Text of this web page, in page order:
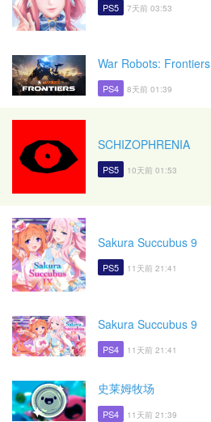
PS5 7天前 03:53
War Robots: Frontiers
PS4 8天前 01:39
SCHIZOPHRENIA
PS5 10天前 01:53
Sakura Succubus 9
PS5 11天前 21:41
Sakura Succubus 9
PS4 11天前 21:41
史莱姆牧场
PS4 11天前 21:39